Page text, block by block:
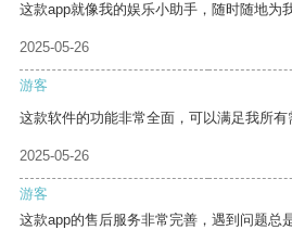
这款app就像我的娱乐小助手，随时随地为
2025-05-26
游客
这款软件的功能非常全面，可以满足我所有
2025-05-26
游客
这款app的售后服务非常完善，遇到问题总